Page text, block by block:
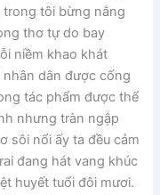
trong tôi bừng nắng
thơ tự do bay
niềm khao khát
dân được cống
tác phẩm được thể
nhưng tràn ngập
sôi nổi ấy ta đều cảm
đang hát vang khúc
huyết tuổi đôi mươi.